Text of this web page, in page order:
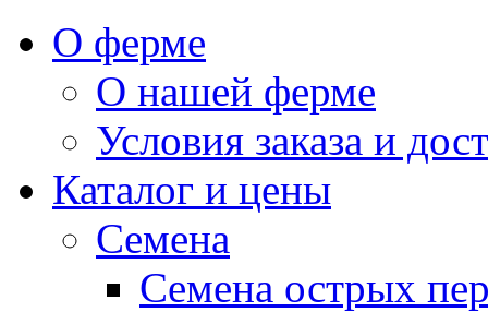
О ферме
О нашей ферме
Условия заказа и
Каталог и цены
Семена
Семена острых